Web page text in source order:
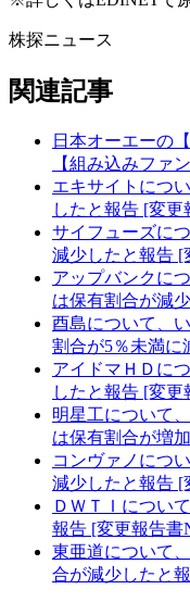
株探ニュース
関連記事
日本オーエーの
【組み込みファ
エキサイトにつ
したと報告 [変更
サイフューズに
減少したと報告 [
アップバンクに
は保有割合が減
酉島について、
割合が5％未満に
アイドマＨＤに
したと報告 [変更
明星工について
は保有割合が増
コンヴァノにつ
減少したと報告 [
ＤＷＴＩについ
報告 [変更報告書
東亜道について
合が減少したと